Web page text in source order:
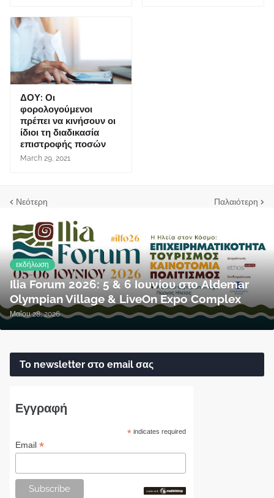
ΔΟΥ: Οι
φορολογούμενοι
πρέπει να κινήσουν οι
ίδιοι τη διαδικασία
επιστροφής ποσών
March 29, 2021
Νεότερη Παλαιότερη
εκδήλωση
Ilia Forum 2026: 5 & 6 Ιουνίου στο Aldemar
Olympian Village & LiveOn Expo Complex
Μαΐου 28, 2026
Το newsletter στο email σας
Εγγραφή
* indicates required
Email *